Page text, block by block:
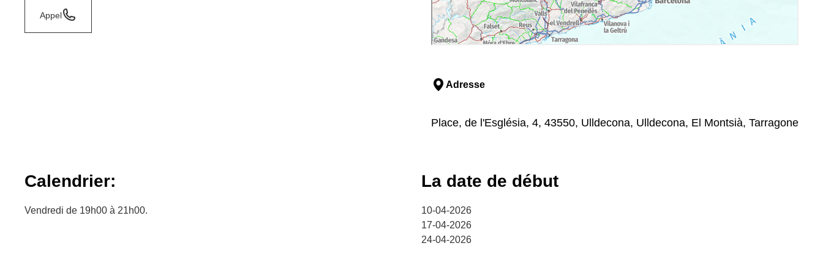
Appel
Adresse
Place, de l'Església, 4, 43550, Ulldecona, Ulldecona, El Montsià, Tarragone
Calendrier:
Vendredi de 19h00 à 21h00.
La date de début
10-04-2026
17-04-2026
24-04-2026